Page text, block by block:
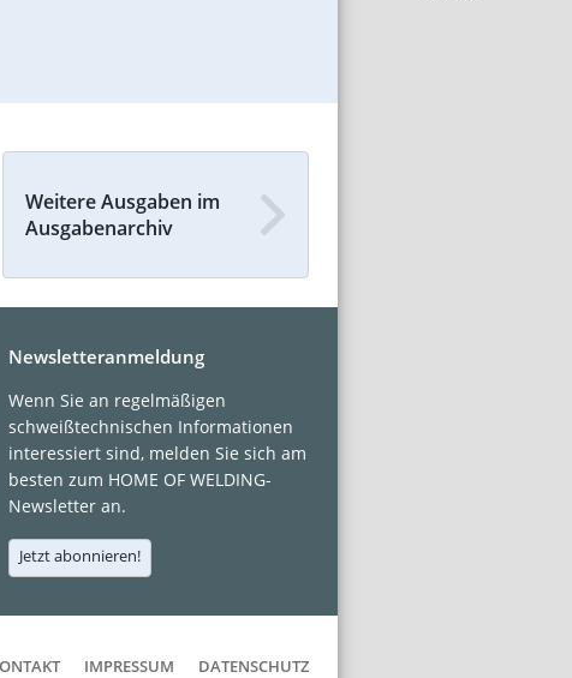
Weitere Ausgaben im
Ausgabenarchiv
Newsletteranmeldung
Wenn Sie an regelmäßigen
schweißtechnischen Informationen
interessiert sind, melden Sie sich am
besten zum HOME OF WELDING-
Newsletter an.
Jetzt abonnieren!
IMPRESSUM DATENSCHUTZ